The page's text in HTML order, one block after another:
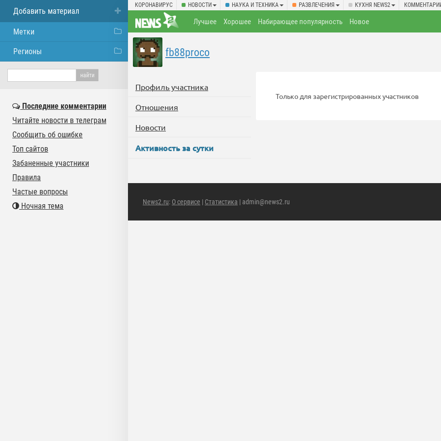
КОРОНАВИРУС НОВОСТИ НАУКА И ТЕХНИКА РАЗВЛЕЧЕНИЯ КУХНЯ NEWS2
Лучшее Хорошее Набирающее популярность Новое
fb88proco
Профиль участника
Отношения
Новости
Активность за сутки
Только для зарегистрированных участников
News2.ru: О сервисе | Статистика | admin@news2.ru
Добавить материал
Метки
Регионы
Последние комментарии
Читайте новости в телеграм
Сообщить об ошибке
Топ сайтов
Забаненные участники
Правила
Частые вопросы
Ночная тема